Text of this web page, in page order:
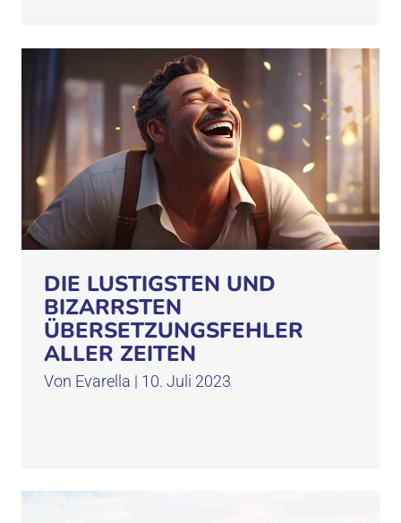
DIE LUSTIGSTEN UND
BIZARRSTEN
ÜBERSETZUNGSFEHLER
ALLER ZEITEN
Von Evarella | 10. Juli 2023